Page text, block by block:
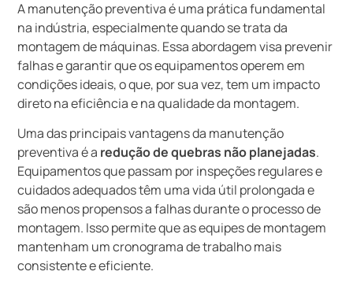
A manutenção preventiva é uma prática fundamental
na indústria, especialmente quando se trata da
montagem de máquinas. Essa abordagem visa prevenir
falhas e garantir que os equipamentos operem em
condições ideais, o que, por sua vez, tem um impacto
direto na eficiência e na qualidade da montagem.
Uma das principais vantagens da manutenção
preventiva é a redução de quebras não planejadas.
Equipamentos que passam por inspeções regulares e
cuidados adequados têm uma vida útil prolongada e
são menos propensos a falhas durante o processo de
montagem. Isso permite que as equipes de montagem
mantenham um cronograma de trabalho mais
consistente e eficiente.